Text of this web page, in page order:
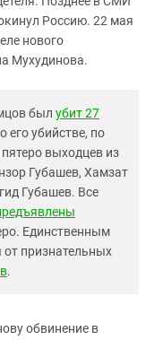
Россию. 22 мая
нового
Мухудинова.
был убит 27
его убийстве, по
выходцев из
Губашев, Хамзат
Губашев. Все
Единственным
признательных
.
обвинение в